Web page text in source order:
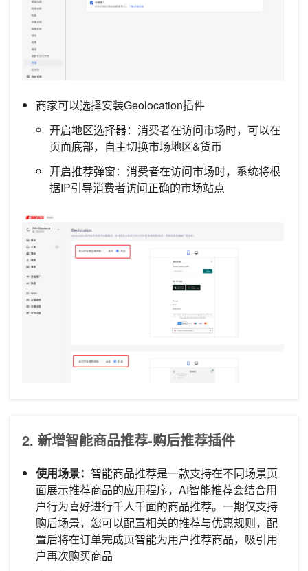
商家可以选择安装Geolocation插件
开启地区选择器：消费者在访问市场时，可以在
页面底部，自主切换市场地区&货币
开启推荐弹窗：消费者在访问市场时，系统将根
据IP引导消费者访问正确的市场站点
2. 新增智能商品推荐-购后推荐插件
使用场景： 智能商品推荐是一款支持在不同场景页
面展示推荐商品的应用程序，AI智能推荐会结合用
户行为喜好进行千人千面的商品推荐。一期仅支持
购后场景，您可以配置相关的推荐与优惠规则，配
置后将在订单完成页智能为用户推荐商品，吸引用
户再次购买商品